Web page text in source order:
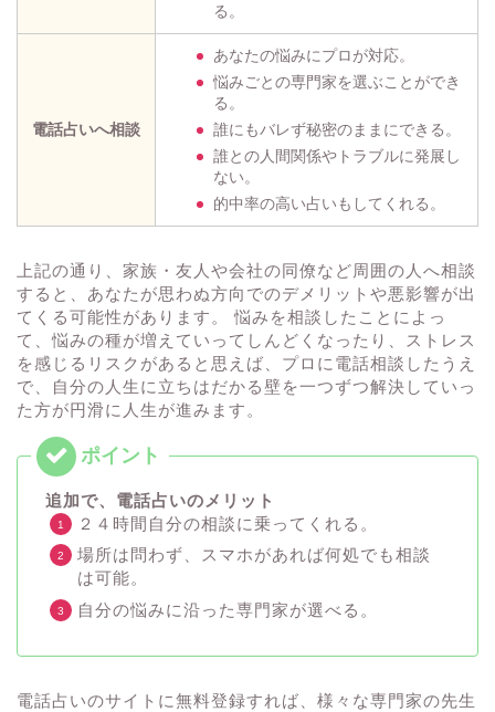
る。
電話占いへ相談
あなたの悩みにプロが対応。
悩みごとの専門家を選ぶことができ
る。
誰にもバレず秘密のままにできる。
誰との人間関係やトラブルに発展し
ない。
的中率の高い占いもしてくれる。
上記の通り、家族・友人や会社の同僚など周囲の人へ相談
すると、あなたが思わぬ方向でのデメリットや悪影響が出
てくる可能性があります。 悩みを相談したことによっ
て、悩みの種が増えていってしんどくなったり、ストレス
を感じるリスクがあると思えば、プロに電話相談したうえ
で、自分の人生に立ちはだかる壁を一つずつ解決していっ
た方が円滑に人生が進みます。
追加で、電話占いのメリット
２４時間自分の相談に乗ってくれる。
場所は問わず、スマホがあれば何処でも相談
は可能。
自分の悩みに沿った専門家が選べる。
電話占いのサイトに無料登録すれば、様々な専門家の先生